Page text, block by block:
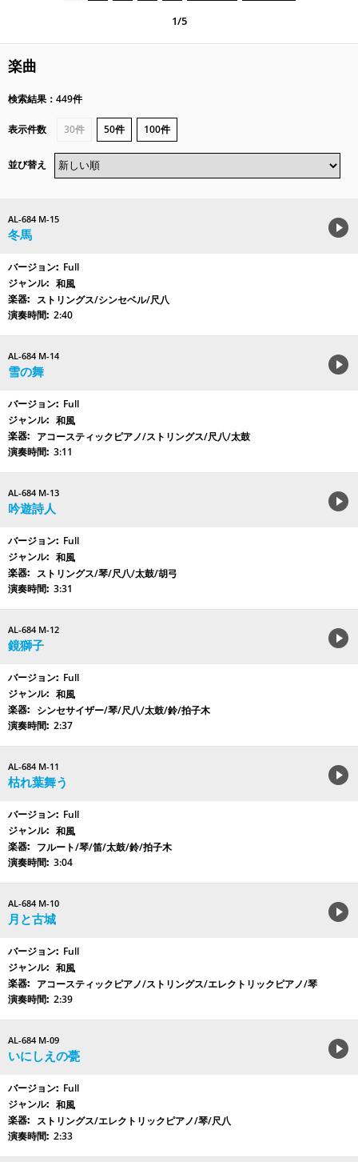
1/5
楽曲
検索結果：449件
表示件数 30件 50件 100件
並び替え
AL-684 M-15
冬馬
Full
和風
ストリングス/シンセベル/尺八
2:40
AL-684 M-14
雪の舞
Full
和風
アコースティックピアノ/ストリングス/尺八/太鼓
3:11
AL-684 M-13
吟遊詩人
Full
和風
ストリングス/琴/尺八/太鼓/胡弓
3:31
AL-684 M-12
鏡獅子
Full
和風
シンセサイザー/琴/尺八/太鼓/鈴/拍子木
2:37
AL-684 M-11
枯れ葉舞う
Full
和風
フルート/琴/笛/太鼓/鈴/拍子木
3:04
AL-684 M-10
月と古城
Full
和風
アコースティックピアノ/ストリングス/エレクトリックピアノ/琴
2:39
AL-684 M-09
いにしえの甍
Full
和風
ストリングス/エレクトリックピアノ/琴/尺八
2:33